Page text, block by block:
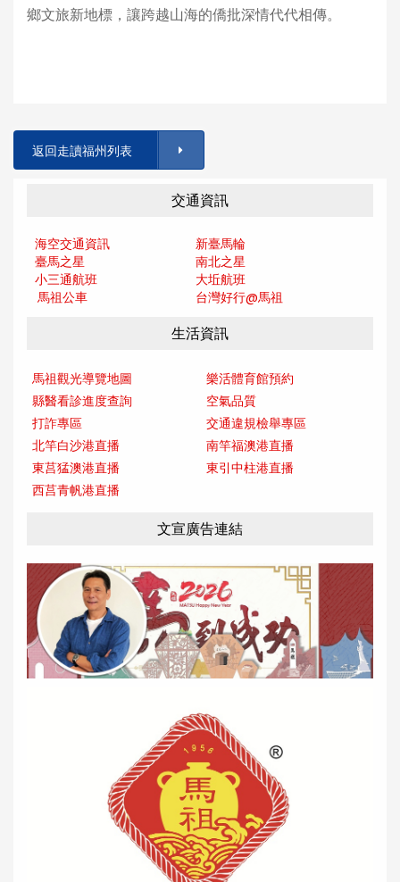
鄉文旅新地標，讓跨越山海的僑批深情代代相傳。
返回走讀福州列表
交通資訊
海空交通資訊
新臺馬輪
臺馬之星
南北之星
小三通航班
大坵航班
馬祖公車
台灣好行@馬祖
生活資訊
馬祖觀光導覽地圖
樂活體育館預約
縣醫看診進度查詢
空氣品質
打詐專區
交通違規檢舉專區
北竿白沙港直播
南竿福澳港直播
東莒猛澳港直播
東引中柱港直播
西莒青帆港直播
文宣廣告連結